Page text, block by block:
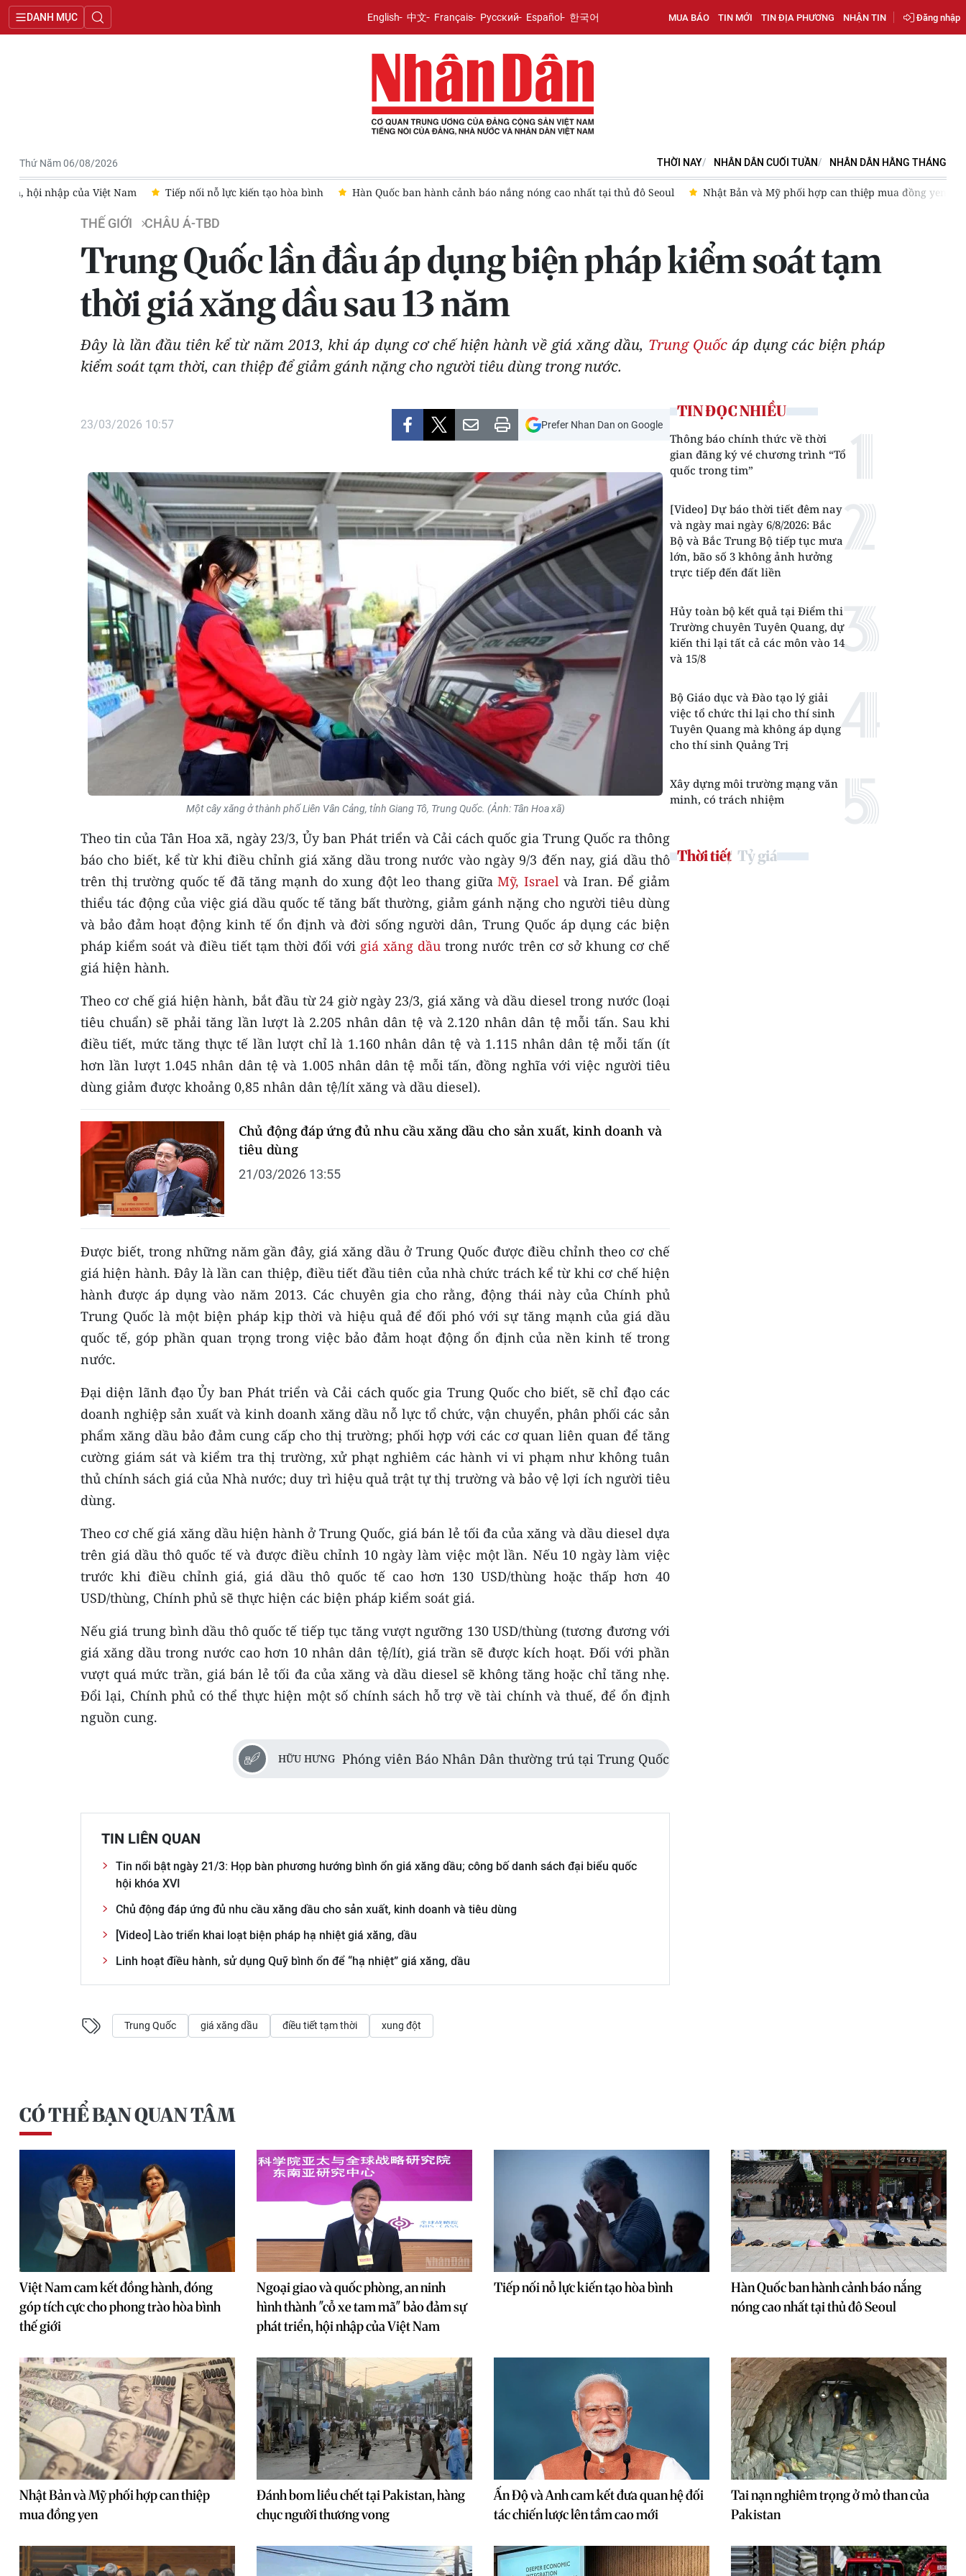
DANH MỤC English 中文 Français Русский Español 한국어 MUA BÁO TIN MỚI TIN ĐỊA PHƯƠNG NHẬN TIN Đăng nhập
Thứ Năm 06/08/2026 THỜI NAY NHÂN DÂN CUỐI TUẦN NHÂN DÂN HẰNG THÁNG
hội nhập của Việt Nam Tiếp nối nỗ lực kiến tạo hòa bình Hàn Quốc ban hành cảnh báo nắng nóng cao nhất tại thủ đô Seoul Nhật Bản và Mỹ phối hợp can thiệp mua đồng yen
THẾ GIỚI CHÂU Á-TBD
Trung Quốc lần đầu áp dụng biện pháp kiểm soát tạm
thời giá xăng dầu sau 13 năm
Đây là lần đầu tiên kể từ năm 2013, khi áp dụng cơ chế hiện hành về giá xăng dầu, Trung Quốcáp dụng các biện pháp
kiểm soát tạm thời, can thiệp để giảm gánh nặng cho người tiêu dùng trong nước.
23/03/2026 10:57 Prefer Nhan Dan on Google
Một cây xăng ở thành phố Liên Vân Cảng, tỉnh Giang Tô, Trung Quốc. (Ảnh: Tân Hoa xã)
Theo tin của Tân Hoa xã, ngày 23/3, Ủy ban Phát triển và Cải cách quốc gia Trung Quốc ra thông
báo cho biết, kể từ khi điều chỉnh giá xăng dầu trong nước vào ngày 9/3 đến nay, giá dầu thô
trên thị trường quốc tế đã tăng mạnh do xung đột leo thang giữaMỹ, Israelvà Iran. Để giảm
thiểu tác động của việc giá dầu quốc tế tăng bất thường, giảm gánh nặng cho người tiêu dùng
và bảo đảm hoạt động kinh tế ổn định và đời sống người dân, Trung Quốc áp dụng các biện
pháp kiểm soát và điều tiết tạm thời đối với giá xăng dầu trong nước trên cơ sở khung cơ chế
giá hiện hành.
Theo cơ chế giá hiện hành, bắt đầu từ 24 giờ ngày 23/3, giá xăng và dầu diesel trong nước (loại
tiêu chuẩn) sẽ phải tăng lần lượt là 2.205 nhân dân tệ và 2.120 nhân dân tệ mỗi tấn. Sau khi
điều tiết, mức tăng thực tế lần lượt chỉ là 1.160 nhân dân tệ và 1.115 nhân dân tệ mỗi tấn (ít
hơn lần lượt 1.045 nhân dân tệ và 1.005 nhân dân tệ mỗi tấn, đồng nghĩa với việc người tiêu
dùng giảm được khoảng 0,85 nhân dân tệ/lít xăng và dầu diesel).
Chủ động đáp ứng đủ nhu cầu xăng dầu cho sản xuất, kinh doanh và
tiêu dùng
21/03/2026 13:55
Được biết, trong những năm gần đây, giá xăng dầu ở Trung Quốc được điều chỉnh theo cơ chế
giá hiện hành. Đây là lần can thiệp, điều tiết đầu tiên của nhà chức trách kể từ khi cơ chế hiện
hành được áp dụng vào năm 2013. Các chuyên gia cho rằng, động thái này của Chính phủ
Trung Quốc là một biện pháp kịp thời và hiệu quả để đối phó với sự tăng mạnh của giá dầu
quốc tế, góp phần quan trọng trong việc bảo đảm hoạt động ổn định của nền kinh tế trong
nước.
Đại diện lãnh đạo Ủy ban Phát triển và Cải cách quốc gia Trung Quốc cho biết, sẽ chỉ đạo các
doanh nghiệp sản xuất và kinh doanh xăng dầu nỗ lực tổ chức, vận chuyển, phân phối các sản
phẩm xăng dầu bảo đảm cung cấp cho thị trường; phối hợp với các cơ quan liên quan để tăng
cường giám sát và kiểm tra thị trường, xử phạt nghiêm các hành vi vi phạm như không tuân
thủ chính sách giá của Nhà nước; duy trì hiệu quả trật tự thị trường và bảo vệ lợi ích người tiêu
dùng.
Theo cơ chế giá xăng dầu hiện hành ở Trung Quốc, giá bán lẻ tối đa của xăng và dầu diesel dựa
trên giá dầu thô quốc tế và được điều chỉnh 10 ngày làm việc một lần. Nếu 10 ngày làm việc
trước khi điều chỉnh giá, giá dầu thô quốc tế cao hơn 130 USD/thùng hoặc thấp hơn 40
USD/thùng, Chính phủ sẽ thực hiện các biện pháp kiểm soát giá.
Nếu giá trung bình dầu thô quốc tế tiếp tục tăng vượt ngưỡng 130 USD/thùng (tương đương với
giá xăng dầu trong nước cao hơn 10 nhân dân tệ/lít), giá trần sẽ được kích hoạt. Đối với phần
vượt quá mức trần, giá bán lẻ tối đa của xăng và dầu diesel sẽ không tăng hoặc chỉ tăng nhẹ.
Đổi lại, Chính phủ có thể thực hiện một số chính sách hỗ trợ về tài chính và thuế, để ổn định
nguồn cung.
HỮU HƯNG Phóng viên Báo Nhân Dân thường trú tại Trung Quốc
TIN LIÊN QUAN
Tin nổi bật ngày 21/3: Họp bàn phương hướng bình ổn giá xăng dầu; công bố danh sách đại biểu quốc
hội khóa XVI
Chủ động đáp ứng đủ nhu cầu xăng dầu cho sản xuất, kinh doanh và tiêu dùng
[Video] Lào triển khai loạt biện pháp hạ nhiệt giá xăng, dầu
Linh hoạt điều hành, sử dụng Quỹ bình ổn để “hạ nhiệt” giá xăng, dầu
Trung Quốc giá xăng dầu điều tiết tạm thời xung đột
TIN ĐỌC NHIỀU
Thông báo chính thức về thời
gian đăng ký vé chương trình “Tổ
quốc trong tim”
[Video] Dự báo thời tiết đêm nay
và ngày mai ngày 6/8/2026: Bắc
Bộ và Bắc Trung Bộ tiếp tục mưa
lớn, bão số 3 không ảnh hưởng
trực tiếp đến đất liền
Hủy toàn bộ kết quả tại Điểm thi
Trường chuyên Tuyên Quang, dự
kiến thi lại tất cả các môn vào 14
và 15/8
Bộ Giáo dục và Đào tạo lý giải
việc tổ chức thi lại cho thí sinh
Tuyên Quang mà không áp dụng
cho thí sinh Quảng Trị
Xây dựng môi trường mạng văn
minh, có trách nhiệm
Thời tiết Tỷ giá
CÓ THỂ BẠN QUAN TÂM
Việt Nam cam kết đồng hành, đóng
góp tích cực cho phong trào hòa bình
thế giới
Ngoại giao và quốc phòng, an ninh
hình thành "cỗ xe tam mã" bảo đảm sự
phát triển, hội nhập của Việt Nam
Tiếp nối nỗ lực kiến tạo hòa bình
Hàn Quốc ban hành cảnh báo nắng
nóng cao nhất tại thủ đô Seoul
Nhật Bản và Mỹ phối hợp can thiệp
mua đồng yen
Đánh bom liều chết tại Pakistan, hàng
chục người thương vong
Ấn Độ và Anh cam kết đưa quan hệ đối
tác chiến lược lên tầm cao mới
Tai nạn nghiêm trọng ở mỏ than của
Pakistan